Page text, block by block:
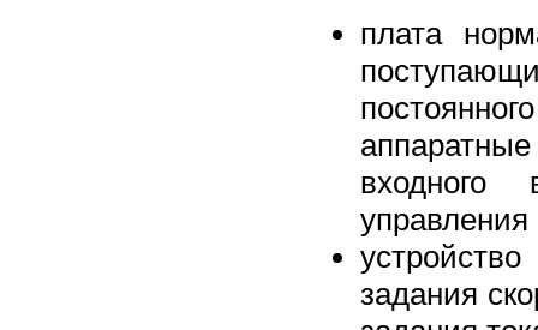
плата
входного
задания